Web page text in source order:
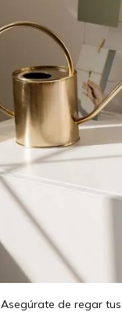
Asegúrate de regar